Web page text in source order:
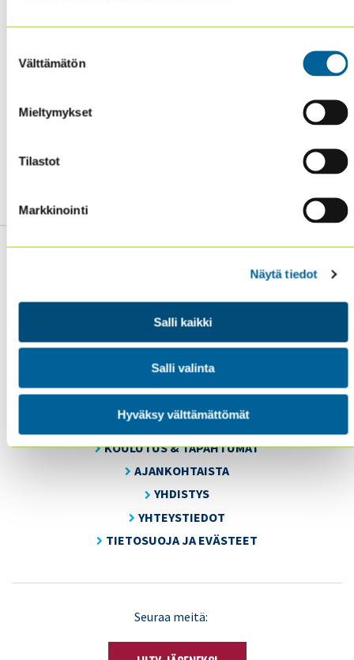
valinta
Välttämätön
Mieltymykset
Tilastot
Markkinointi
Näytä tiedot
Salli kaikki
Salli valinta
Hyväksy välttämättömät
Sisäiset tarkastajat ry / Oy Inreviso Ab
Tel. +358 (0)50 505 6669
SISÄINEN TARKASTUS
KOULUTUS & TAPAHTUMAT
AJANKOHTAISTA
YHDISTYS
YHTEYSTIEDOT
TIETOSUOJA JA EVÄSTEET
Seuraa meitä: